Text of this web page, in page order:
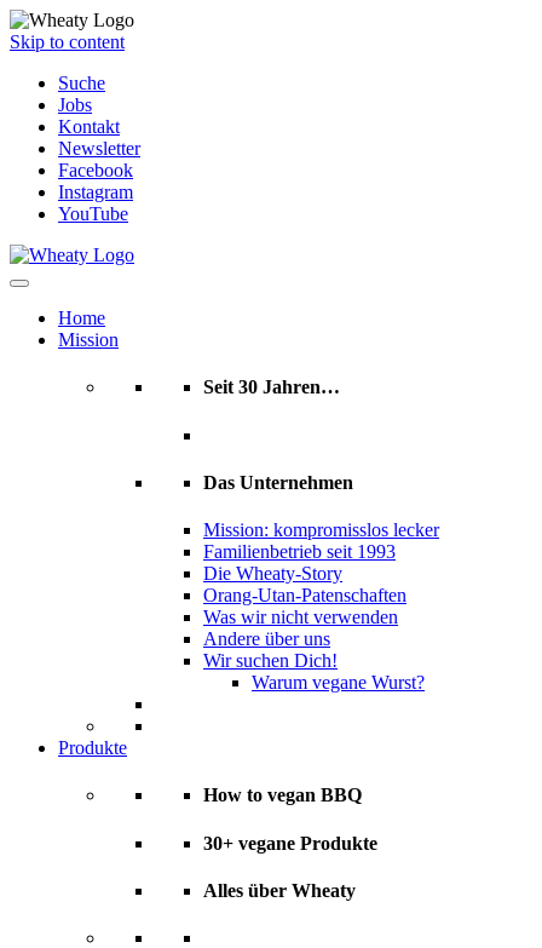
Skip to content
Suche
Jobs
Kontakt
Newsletter
Facebook
Instagram
YouTube
Home
Mission
Seit 30 Jahren…
Das Unternehmen
Mission: kompromisslos lecker
Familienbetrieb seit 1993
Die Wheaty-Story
Orang-Utan-Patenschaften
Was wir nicht verwenden
Andere über uns
Wir suchen Dich!
Warum vegane Wurst?
Produkte
How to vegan BBQ
30+ vegane Produkte
Alles über Wheaty